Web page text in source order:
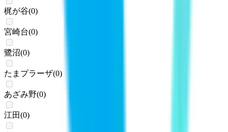
梶が谷(0)
宮崎台(0)
鷺沼(0)
たまプラーザ(0)
あざみ野(0)
江田(0)